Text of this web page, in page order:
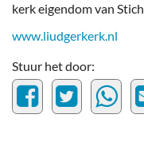
kerk eigendom van
www.liudgerkerk.nl
Stuur het door: